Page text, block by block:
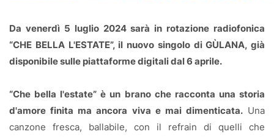
Da venerdì 5 luglio 2024 sarà in rotazione radiofonica
“CHE BELLA L'ESTATE”, il nuovo singolo di GÙLANA, già
disponibile sulle piattaforme digitali dal 6 aprile.
“Che bella l'estate” è un brano che racconta una storia
d'amore finita ma ancora viva e mai dimenticata.Una
canzone fresca, ballabile, con il refrain di quelli che